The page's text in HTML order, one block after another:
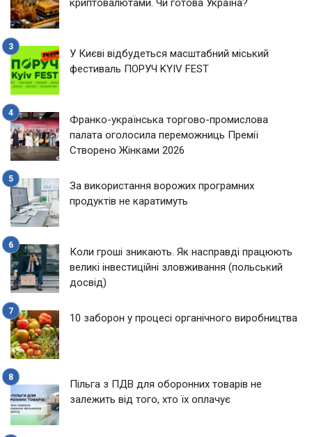
криптовалютами. Чи готова Україна?
У Києві відбудеться масштабний міський
фестиваль ПОРУЧ KYIV FEST
Франко-українська торгово-промислова
палата оголосила переможниць Премії
Створено Жінками 2026
За використання ворожих програмних
продуктів не каратимуть
Коли гроші зникають. Як насправді працюють
великі інвестиційні зловживання (польський
досвід)
10 заборон у процесі органічного виробництва
Пільга з ПДВ для оборонних товарів не
залежить від того, хто їх оплачує